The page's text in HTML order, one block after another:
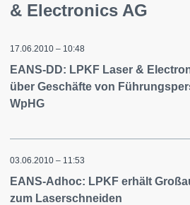
& Electronics AG
17.06.2010 – 10:48
EANS-DD: LPKF Laser &
über Geschäfte von
WpHG
03.06.2010 – 11:53
EANS-Adhoc: LPKF erhält
zum Laserschneiden